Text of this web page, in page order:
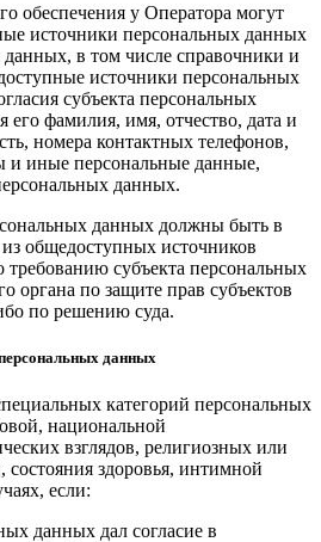
обеспечения у Оператора могут
источники персональных данных
данных, в том числе справочники и
источники персональных
субъекта персональных
его фамилия, имя, отчество, дата и
номера контактных телефонов,
и иные персональные данные,
данных.
данных должны быть в
общедоступных источников
субъекта персональных
органа по защите прав субъектов
по решению суда.
данных
категорий персональных
национальной
взглядов, религиозных или
здоровья, интимной
если:
данных дал согласие в